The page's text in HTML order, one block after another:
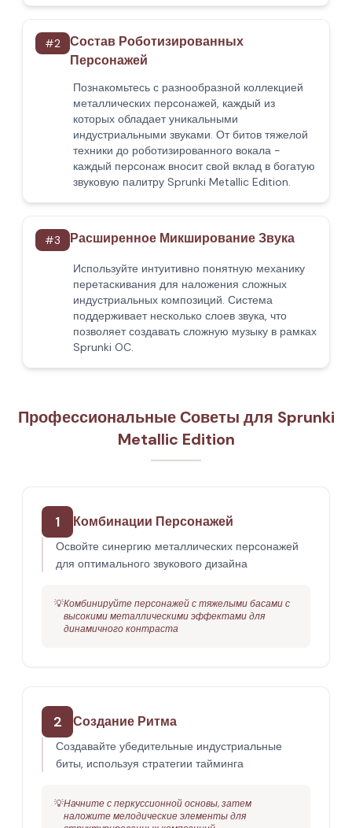
#2
Состав Роботизированных
Персонажей
Познакомьтесь с разнообразной коллекцией
металлических персонажей, каждый из
которых обладает уникальными
индустриальными звуками. От битов тяжелой
техники до роботизированного вокала -
каждый персонаж вносит свой вклад в богатую
звуковую палитру Sprunki Metallic Edition.
#3 Расширенное Микширование Звука
Используйте интуитивно понятную механику
перетаскивания для наложения сложных
индустриальных композиций. Система
поддерживает несколько слоев звука, что
позволяет создавать сложную музыку в рамках
Sprunki OC.
Профессиональные Советы для Sprunki
Metallic Edition
1 Комбинации Персонажей
Освойте синергию металлических персонажей
для оптимального звукового дизайна
💡Комбинируйте персонажей с тяжелыми басами с
высокими металлическими эффектами для
динамичного контраста
2 Создание Ритма
Создавайте убедительные индустриальные
биты, используя стратегии тайминга
💡Начните с перкуссионной основы, затем
наложите мелодические элементы для